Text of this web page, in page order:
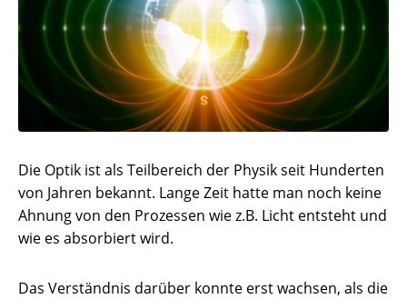
Die Optik ist als Teilbereich der Physik seit Hunderten
von Jahren bekannt. Lange Zeit hatte man noch keine
Ahnung von den Prozessen wie z.B. Licht entsteht und
wie es absorbiert wird.
Das Verständnis darüber konnte erst wachsen, als die